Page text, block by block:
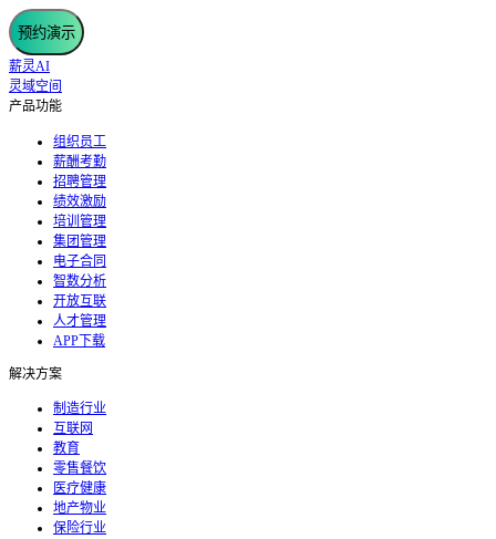
预约演示
薪灵AI
灵域空间
产品功能
组织员工
薪酬考勤
招聘管理
绩效激励
培训管理
集团管理
电子合同
智数分析
开放互联
人才管理
APP下载
解决方案
制造行业
互联网
教育
零售餐饮
医疗健康
地产物业
保险行业